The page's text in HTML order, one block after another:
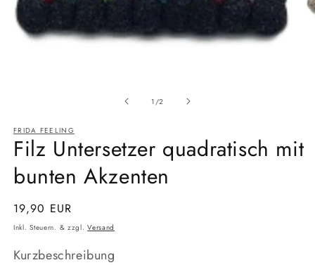
1 /Ab
2
FRIDA FEELING
Filz Untersetzer quadratisch mit
bunten Akzenten
Normaler
Preis
19,90 EUR
Inkl. Steuern. & zzgl.Versand
Kurzbeschreibung